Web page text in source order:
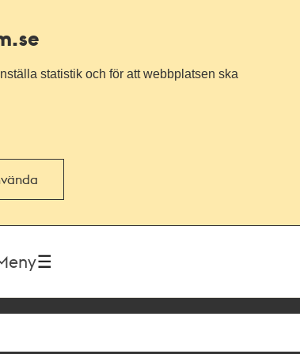
statistik och för att webbplatsen ska